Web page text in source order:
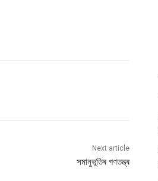
Next article
সমানুভূতিৰ গণতন্ত্ৰ